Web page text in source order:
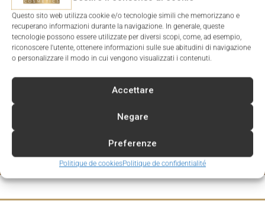
Questo sito web utilizza cookie e/o tecnologie simili che memorizzano e
recuperano informazioni durante la navigazione. In generale, queste
tecnologie possono essere utilizzate per diversi scopi, come, ad esempio,
riconoscere l'utente, ottenere informazioni sulle sue abitudini di navigazione
o personalizzare il modo in cui vengono visualizzati i contenuti.
Accettare
Negare
Preferenze
Politique de cookiesPolitique de confidentialité